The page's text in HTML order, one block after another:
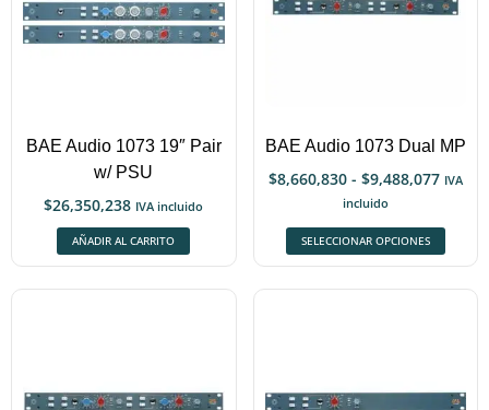
BAE Audio 1073 19″ Pair
w/ PSU
$26,350,238 IVA incluido
AÑADIR AL CARRITO
BAE Audio 1073 Dual MP
$8,660,830 - $9,488,077 IVA
incluido
SELECCIONAR OPCIONES